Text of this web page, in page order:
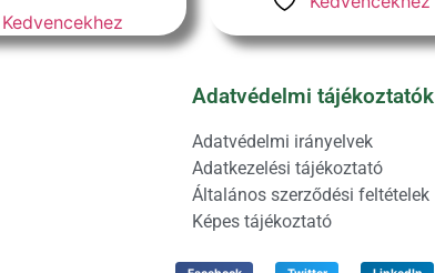
Kedvencekhez
Adatvédelmi tájékoztatók
Adatvédelmi irányelvek
Adatkezelési tájékoztató
Általános szerződési feltételek
Képes tájékoztató